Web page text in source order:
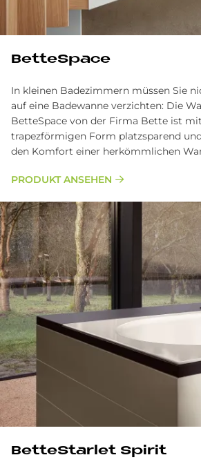
BetteSpace
In kleinen Badezimmern müssen Sie
auf eine Badewanne verzichten: Die
BetteSpace von der Firma Bette ist
trapezförmigen Form platzsparend
den Komfort einer herkömmlichen
PRODUKT ANSEHEN
BetteStarlet Spirit